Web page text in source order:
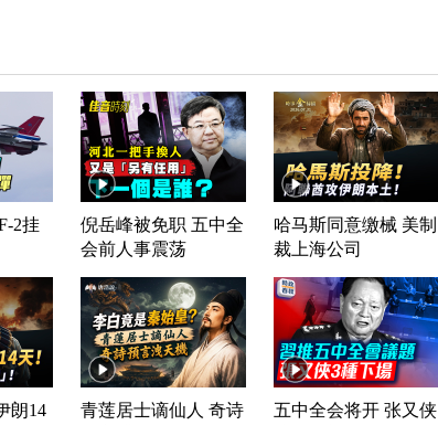
2挂
倪岳峰被免职 五中全
会前人事震荡
哈马斯同意缴械 美制
裁上海公司
朗14
青莲居士谪仙人 奇诗
五中全会将开 张又侠